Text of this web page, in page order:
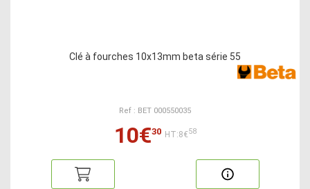
Clé à fourches 10x13mm beta série 55
Ref : BET 000550035
10€30 HT:8€58